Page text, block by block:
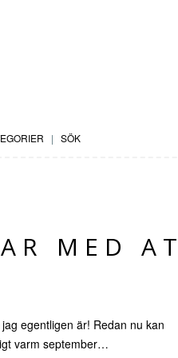
| SÖK
MED
egentligen är! Redan nu kan
varm september…